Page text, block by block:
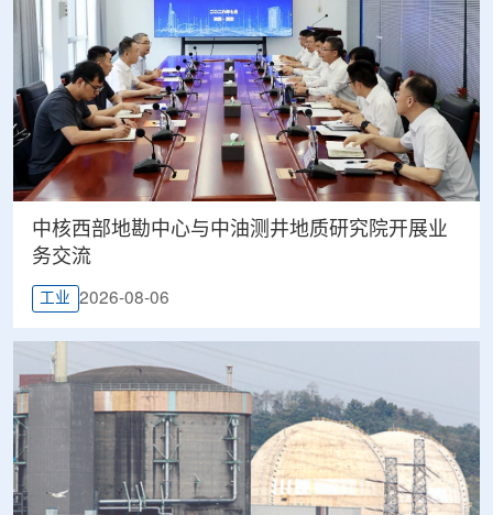
中核西部地勘中心与中油测井地质研究院开展业
务交流
工业 2026-08-06